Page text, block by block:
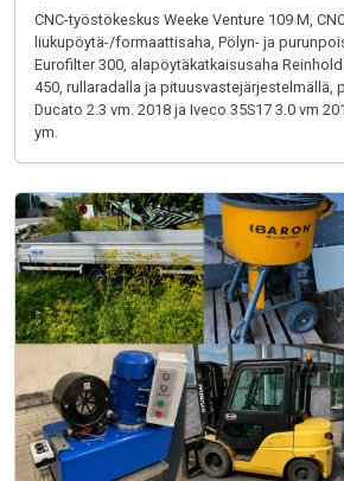
CNC-työstökeskus Weeke Venture 109 M,
liukupöytä-/formaattisaha, Pölyn- ja
Eurofilter 300, alapöytäkatkaisusaha
450, rullaradalla ja pituusvastejärjestelmällä,
Ducato 2.3 vm. 2018 ja Iveco 35S17 3.0 vm
ym.